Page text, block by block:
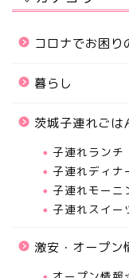
コロナでお困り
暮らし
茨城子連れごは
子連れランチ
子連れディナ
子連れモーニ
子連れスイー
激安・オープン